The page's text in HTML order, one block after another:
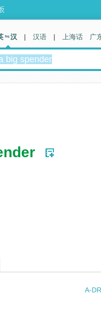
资料：
A-
汉 | 汉语 | 上海话 广